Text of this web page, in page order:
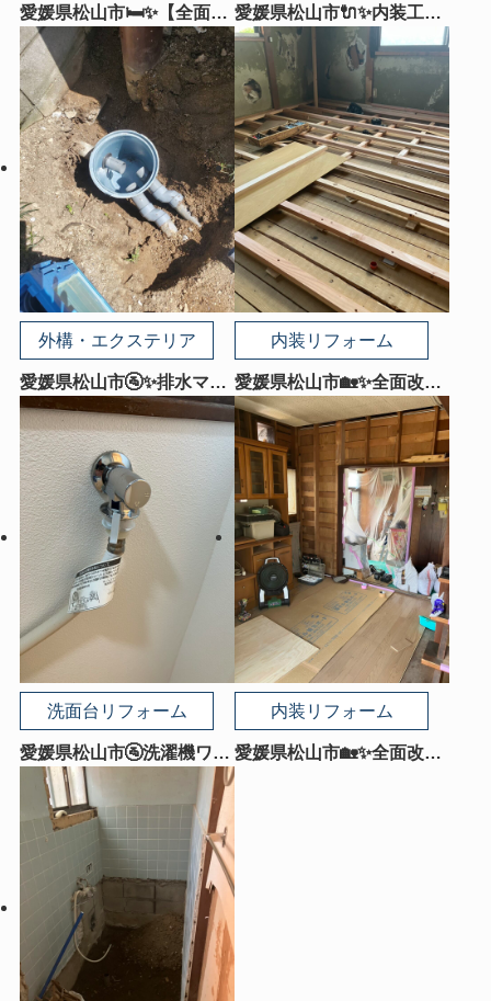
愛媛県松山市🛏️✨【全面改
修で寝室が生まれ変わ
る！】心からくつろげる理
想の寝室リフォームをご紹
介😊
愛媛県松山市🔌✨内装工事
｜コンセント新設🔨「どー
ーしてもここにコンセント
が欲しい！」そんなお悩み
はリフォームストアにご相
談ください😊
外構・エクステリア
愛媛県松山市🚰✨排水マス
交換で安心・快適な排水環
境へ！古くなった排水マス
を新しく交換しました✨🔧
内装リフォーム
愛媛県松山市🏡✨全面改修
和室 長年使った和室が、
新たな暮らしを支える快適
空間へ✨🏡
洗面台リフォーム
愛媛県松山市🚰洗濯機ワン
タッチ水栓で毎日の洗濯を
もっと安心・快適に！🔧✨
内装リフォーム
愛媛県松山市🏡✨全面改修
LDK｜昔ながらのお部屋が